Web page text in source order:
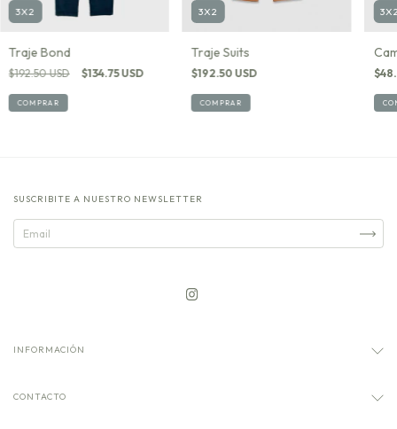
3X2
Traje Bond
$192.50 USD $134.75 USD
COMPRAR
3X2
Traje Suits
$192.50 USD
COMPRAR
SUSCRIBITE A NUESTRO NEWSLETTER
INFORMACIÓN
CONTACTO